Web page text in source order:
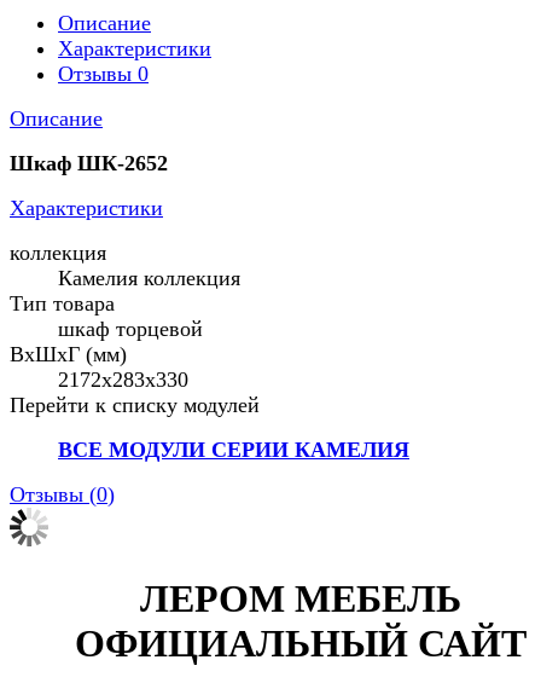
Описание
Характеристики
Отзывы 0
Описание
Шкаф ШК-2652
Характеристики
коллекция
Камелия коллекция
Тип товара
шкаф торцевой
ВхШхГ (мм)
2172х283х330
Перейти к списку модулей
ВСЕ МОДУЛИ СЕРИИ КАМЕЛИЯ
Отзывы (0)
ЛЕРОМ МЕБЕЛЬ
ОФИЦИАЛЬНЫЙ САЙТ